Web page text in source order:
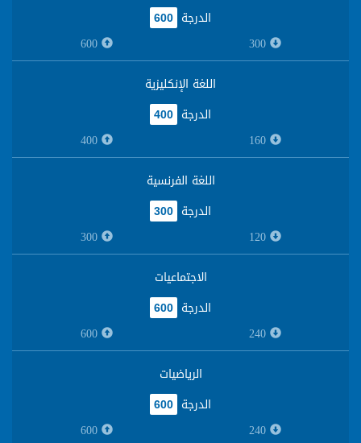
الدرجة
600
300
600
اللغة الإنكليزية
الدرجة
400
160
400
اللغة الفرنسية
الدرجة
300
120
300
الاجتماعيات
الدرجة
600
240
600
الرياضيات
الدرجة
600
240
600